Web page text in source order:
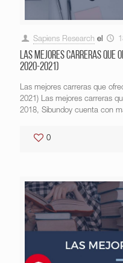
Sapiens Research el
Las mejores carreras que
2020-2021)
Las mejores carreras que
2021) Las mejores carreras
2018, Sibundoy cuenta con
0